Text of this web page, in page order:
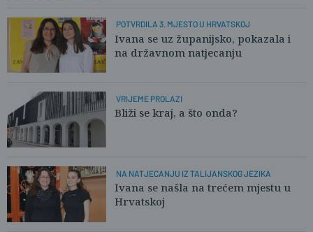
POTVRDILA 3. MJESTO U HRVATSKOJ
Ivana se uz županijsko, pokazala i
na državnom natjecanju
VRIJEME PROLAZI
Bliži se kraj, a što onda?
NA NATJECANJU IZ TALIJANSKOG JEZIKA
Ivana se našla na trećem mjestu u
Hrvatskoj